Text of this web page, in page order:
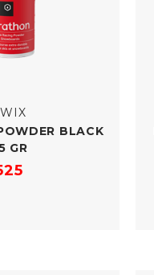
BLACK
GR